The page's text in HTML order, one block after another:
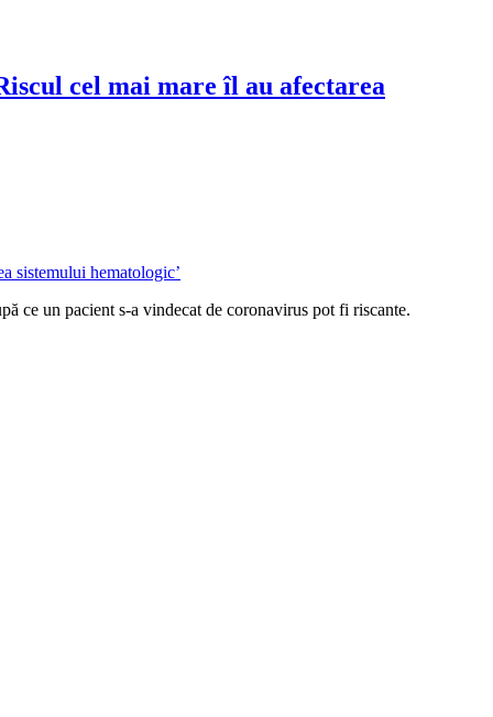
cel mai mare îl au afectarea
ce un pacient s-a vindecat de coronavirus pot fi riscante.